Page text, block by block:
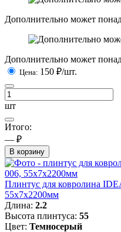
Дополнительно может
Дополнительно может
Цена: 150 ₽/шт.
шт
Итого:
— ₽
В корзину
Плинтус для ковролина
55x7x2200мм
Длина: 2.2
Высота плинтуса: 55
Цвет: Темносерый